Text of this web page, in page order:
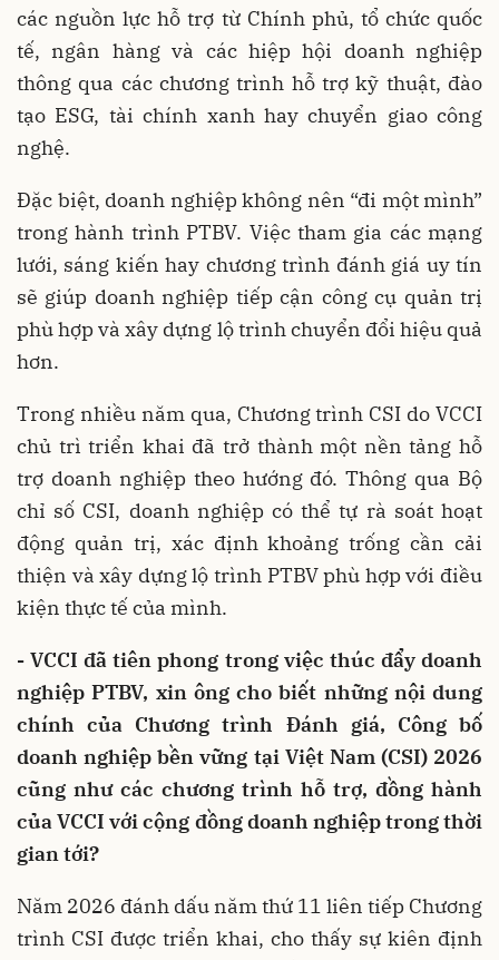
các nguồn lực hỗ trợ từ Chính phủ, tổ chức quốc
tế, ngân hàng và các hiệp hội doanh nghiệp
thông qua các chương trình hỗ trợ kỹ thuật, đào
tạo ESG, tài chính xanh hay chuyển giao công
nghệ.
Đặc biệt, doanh nghiệp không nên “đi một mình”
trong hành trình PTBV. Việc tham gia các mạng
lưới, sáng kiến hay chương trình đánh giá uy tín
sẽ giúp doanh nghiệp tiếp cận công cụ quản trị
phù hợp và xây dựng lộ trình chuyển đổi hiệu quả
hơn.
Trong nhiều năm qua, Chương trình CSI do VCCI
chủ trì triển khai đã trở thành một nền tảng hỗ
trợ doanh nghiệp theo hướng đó. Thông qua Bộ
chỉ số CSI, doanh nghiệp có thể tự rà soát hoạt
động quản trị, xác định khoảng trống cần cải
thiện và xây dựng lộ trình PTBV phù hợp với điều
kiện thực tế của mình.
- VCCI đã tiên phong trong việc thúc đẩy doanh
nghiệp PTBV, xin ông cho biết những nội dung
chính của Chương trình Đánh giá, Công bố
doanh nghiệp bền vững tại Việt Nam (CSI) 2026
cũng như các chương trình hỗ trợ, đồng hành
của VCCI với cộng đồng doanh nghiệp trong thời
gian tới?
Năm 2026 đánh dấu năm thứ 11 liên tiếp Chương
trình CSI được triển khai, cho thấy sự kiên định